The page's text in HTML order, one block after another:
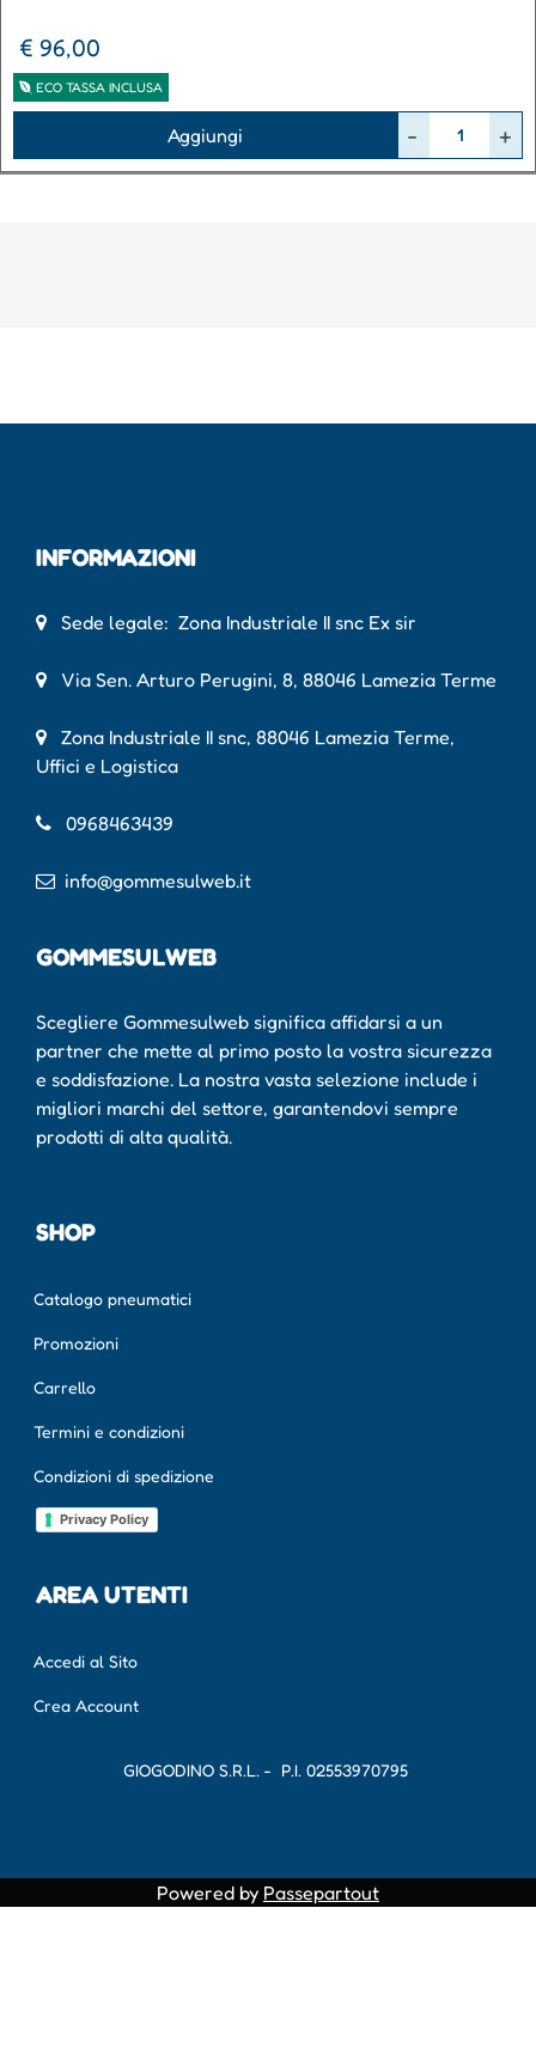
€ 96,00
ECO TASSA INCLUSA
Aggiungi
INFORMAZIONI
Sede legale: Zona Industriale II snc Ex sir
Via Sen. Arturo Perugini, 8, 88046 Lamezia Terme
Zona Industriale II snc, 88046 Lamezia Terme,
Uffici e Logistica
0968463439
info@gommesulweb.it
GOMMESULWEB
Scegliere Gommesulweb significa affidarsi a un
partner che mette al primo posto la vostra sicurezza
e soddisfazione. La nostra vasta selezione include i
migliori marchi del settore, garantendovi sempre
prodotti di alta qualità.
SHOP
Catalogo pneumatici
Promozioni
Carrello
Termini e condizioni
Condizioni di spedizione
Privacy Policy
AREA UTENTI
Accedi al Sito
Crea Account
GIOGODINO S.R.L. - P.I. 02553970795
Powered by Passepartout